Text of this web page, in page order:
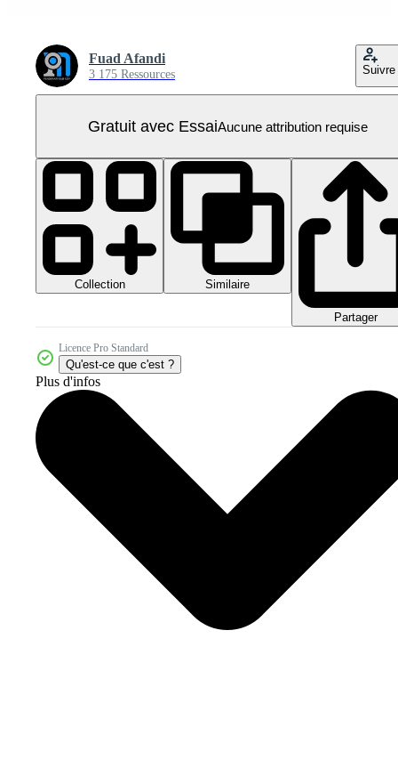
Fuad Afandi
3 175 Ressources Suivre
Gratuit avec EssaiAucune attribution requise
Collection Similaire
Partager
Licence Pro Standard
Qu'est-ce que c'est ?
Plus d'infos